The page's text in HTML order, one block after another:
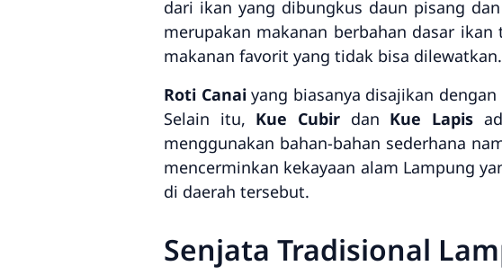
dari ikan yang dibungkus daun pisang
merupakan makanan berbahan dasar
makanan favorit yang tidak bisa dilewatkan.
Roti Canaiyang biasanya disajikan
Selain itu, Kue Cubir dan Kue Lapis
menggunakan bahan-bahan sederhana
mencerminkan kekayaan alam Lampung
di daerah tersebut.
Senjata Tradisional